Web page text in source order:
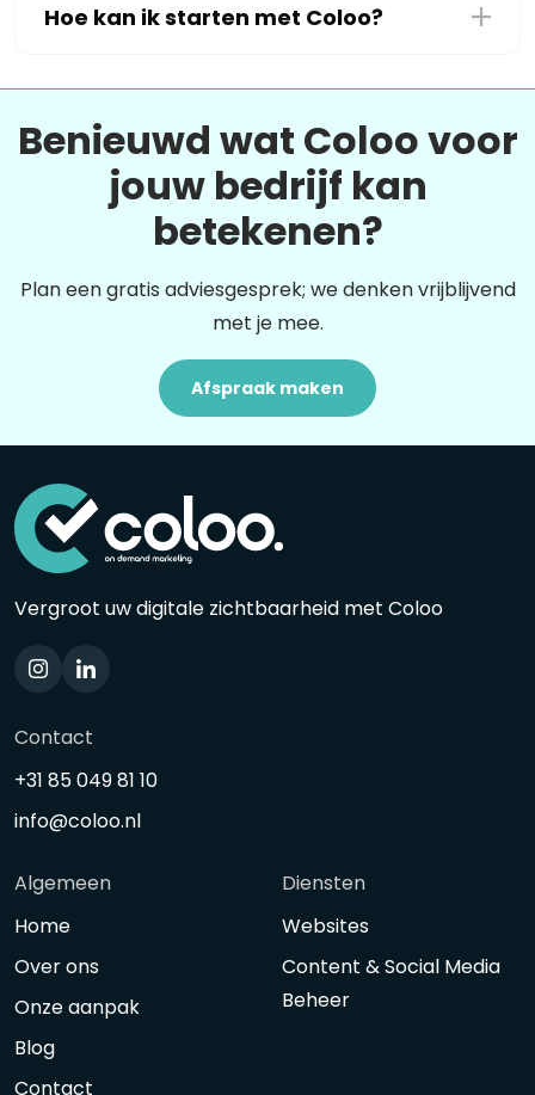
Hoe kan ik starten met Coloo?
Benieuwd wat Coloo voor
jouw bedrijf kan
betekenen?
Plan een gratis adviesgesprek; we denken vrijblijvend
met je mee.
Afspraak maken
Vergroot uw digitale zichtbaarheid met Coloo
Contact
+31 85 049 81 10
info@coloo.nl
Algemeen
Home
Over ons
Onze aanpak
Blog
Contact
Diensten
Websites
Content & Social Media
Beheer